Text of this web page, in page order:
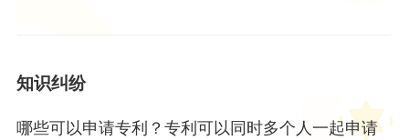
知识纠纷
哪些可以申请专利？专利可以同时多个人一起申请